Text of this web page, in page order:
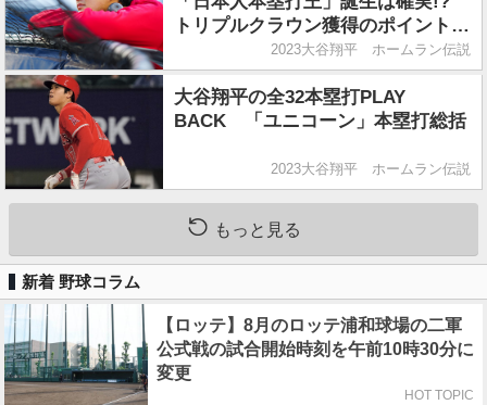
トリプルクラウン獲得のポイントは
2023大谷翔平 ホームラン伝説
大谷翔平の全32本塁打PLAY
BACK 「ユニコーン」本塁打総括
2023大谷翔平 ホームラン伝説
もっと見る
新着 野球コラム
【ロッテ】8月のロッテ浦和球場の二軍
公式戦の試合開始時刻を午前10時30分に
変更
HOT TOPIC